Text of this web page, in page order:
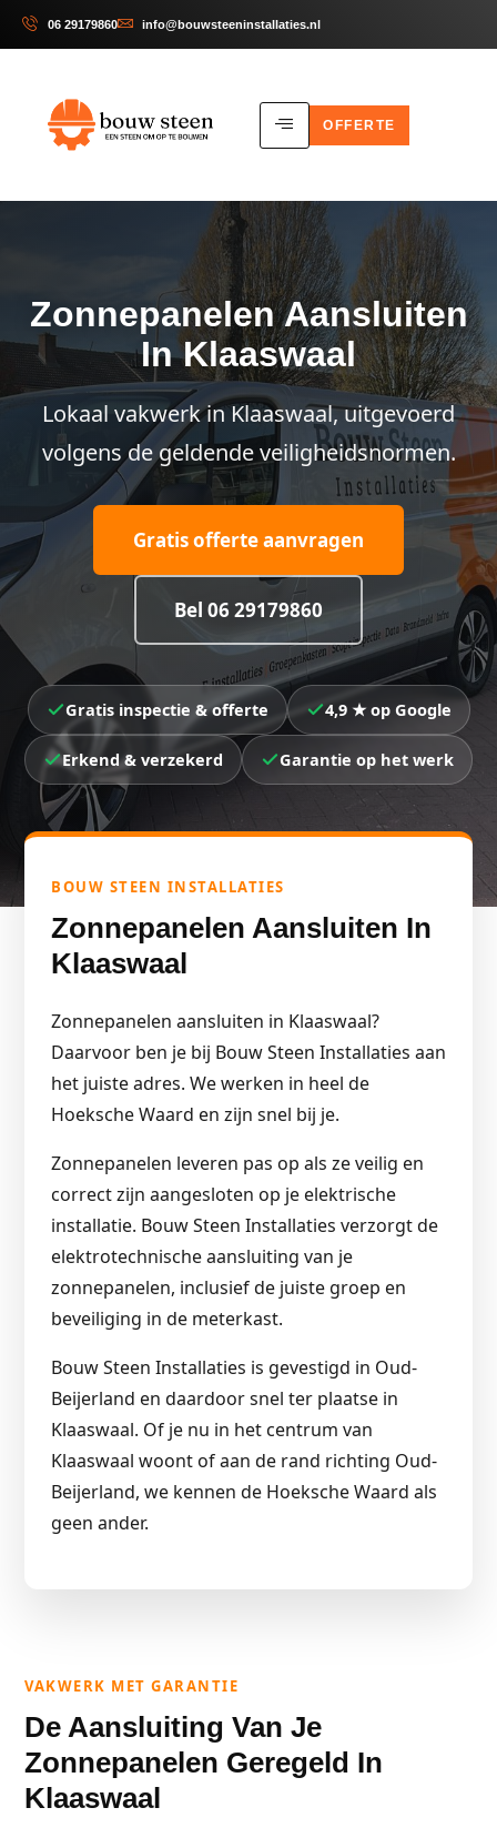
06 29179860 info@bouwsteeninstallaties.nl
OFFERTE
Zonnepanelen Aansluiten
In Klaaswaal
Lokaal vakwerk in Klaaswaal, uitgevoerd
volgens de geldende veiligheidsnormen.
Gratis offerte aanvragen
Bel 06 29179860
Gratis inspectie & offerte 4,9 ★ op Google
Erkend & verzekerd Garantie op het werk
BOUW STEEN INSTALLATIES
Zonnepanelen Aansluiten In
Klaaswaal
Zonnepanelen aansluiten in Klaaswaal?
Daarvoor ben je bij Bouw Steen Installaties aan
het juiste adres. We werken in heel de
Hoeksche Waard en zijn snel bij je.
Zonnepanelen leveren pas op als ze veilig en
correct zijn aangesloten op je elektrische
installatie. Bouw Steen Installaties verzorgt de
elektrotechnische aansluiting van je
zonnepanelen, inclusief de juiste groep en
beveiliging in de meterkast.
Bouw Steen Installaties is gevestigd in Oud-
Beijerland en daardoor snel ter plaatse in
Klaaswaal. Of je nu in het centrum van
Klaaswaal woont of aan de rand richting Oud-
Beijerland, we kennen de Hoeksche Waard als
geen ander.
VAKWERK MET GARANTIE
De Aansluiting Van Je
Zonnepanelen Geregeld In
Klaaswaal